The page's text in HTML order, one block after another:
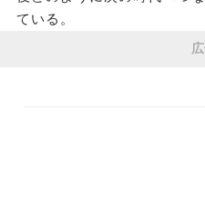
ている。